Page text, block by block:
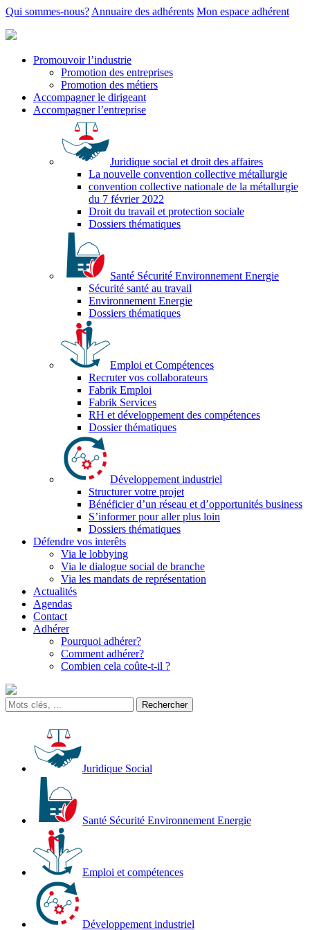
Qui sommes-nous? Annuaire des adhérents Mon espace adhérent
Promouvoir l’industrie
Promotion des entreprises
Promotion des métiers
Accompagner le dirigeant
Accompagner l’entreprise
Juridique social et droit des affaires
La nouvelle convention collective métallurgie
convention collective nationale de la métallurgie
du 7 février 2022
Droit du travail et protection sociale
Dossiers thématiques
Santé Sécurité Environnement Energie
Sécurité santé au travail
Environnement Energie
Dossiers thématiques
Emploi et Compétences
Recruter vos collaborateurs
Fabrik Emploi
Fabrik Services
RH et développement des compétences
Dossier thématiques
Développement industriel
Structurer votre projet
Bénéficier d’un réseau et d’opportunités business
S’informer pour aller plus loin
Dossiers thématiques
Défendre vos interêts
Via le lobbying
Via le dialogue social de branche
Via les mandats de représentation
Actualités
Agendas
Contact
Adhérer
Pourquoi adhérer?
Comment adhérer?
Combien cela coûte-t-il ?
Juridique Social
Santé Sécurité Environnement Energie
Emploi et compétences
Développement industriel